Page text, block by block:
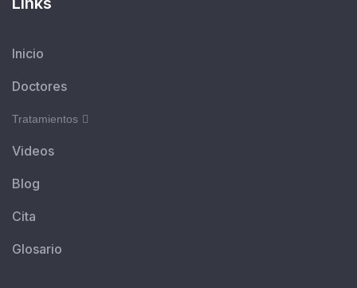
Inicio
Doctores
Tratamientos
Videos
Blog
Cita
Glosario